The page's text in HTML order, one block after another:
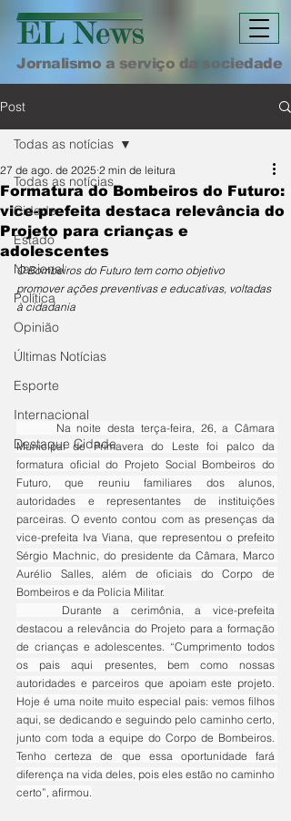
Jornalismo a serviço da sociedade
Post
Todas as notícias
Cidade
Estado
Nacional
Política
Opinião
Últimas Notícias
Esporte
Internacional
Destaque Cidade
Todas as notícias
Formatura do Bombeiros do Futuro:
vice-prefeita destaca relevância do
Projeto para crianças e
adolescentes
27 de ago. de 2025 2 min de leitura
O Bombeiros do Futuro tem como objetivo
promover ações preventivas e educativas, voltadas
à cidadania
Municipal de Primavera do Leste foi palco da
formatura oficial do Projeto Social Bombeiros do
Futuro, que reuniu familiares dos alunos,
autoridades e representantes de instituições
parceiras. O evento contou com as presenças da
vice-prefeita Iva Viana, que representou o prefeito
Sérgio Machnic, do presidente da Câmara, Marco
Aurélio Salles, além de oficiais do Corpo de
Bombeiros e da Polícia Militar.
destacou a relevância do Projeto para a formação
de crianças e adolescentes. “Cumprimento todos
os pais aqui presentes, bem como nossas
autoridades e parceiros que apoiam este projeto.
Hoje é uma noite muito especial pais: vemos filhos
aqui, se dedicando e seguindo pelo caminho certo,
junto com toda a equipe do Corpo de Bombeiros.
Tenho certeza de que essa oportunidade fará
diferença na vida deles, pois eles estão no caminho
certo”, afirmou.